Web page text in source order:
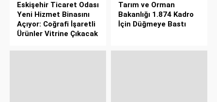
Eskişehir Ticaret Odası
Yeni Hizmet Binasını
Açıyor: Coğrafi İşaretli
Ürünler Vitrine Çıkacak
Tarım ve Orman
Bakanlığı 1.874 Kadro
İçin Düğmeye Bastı